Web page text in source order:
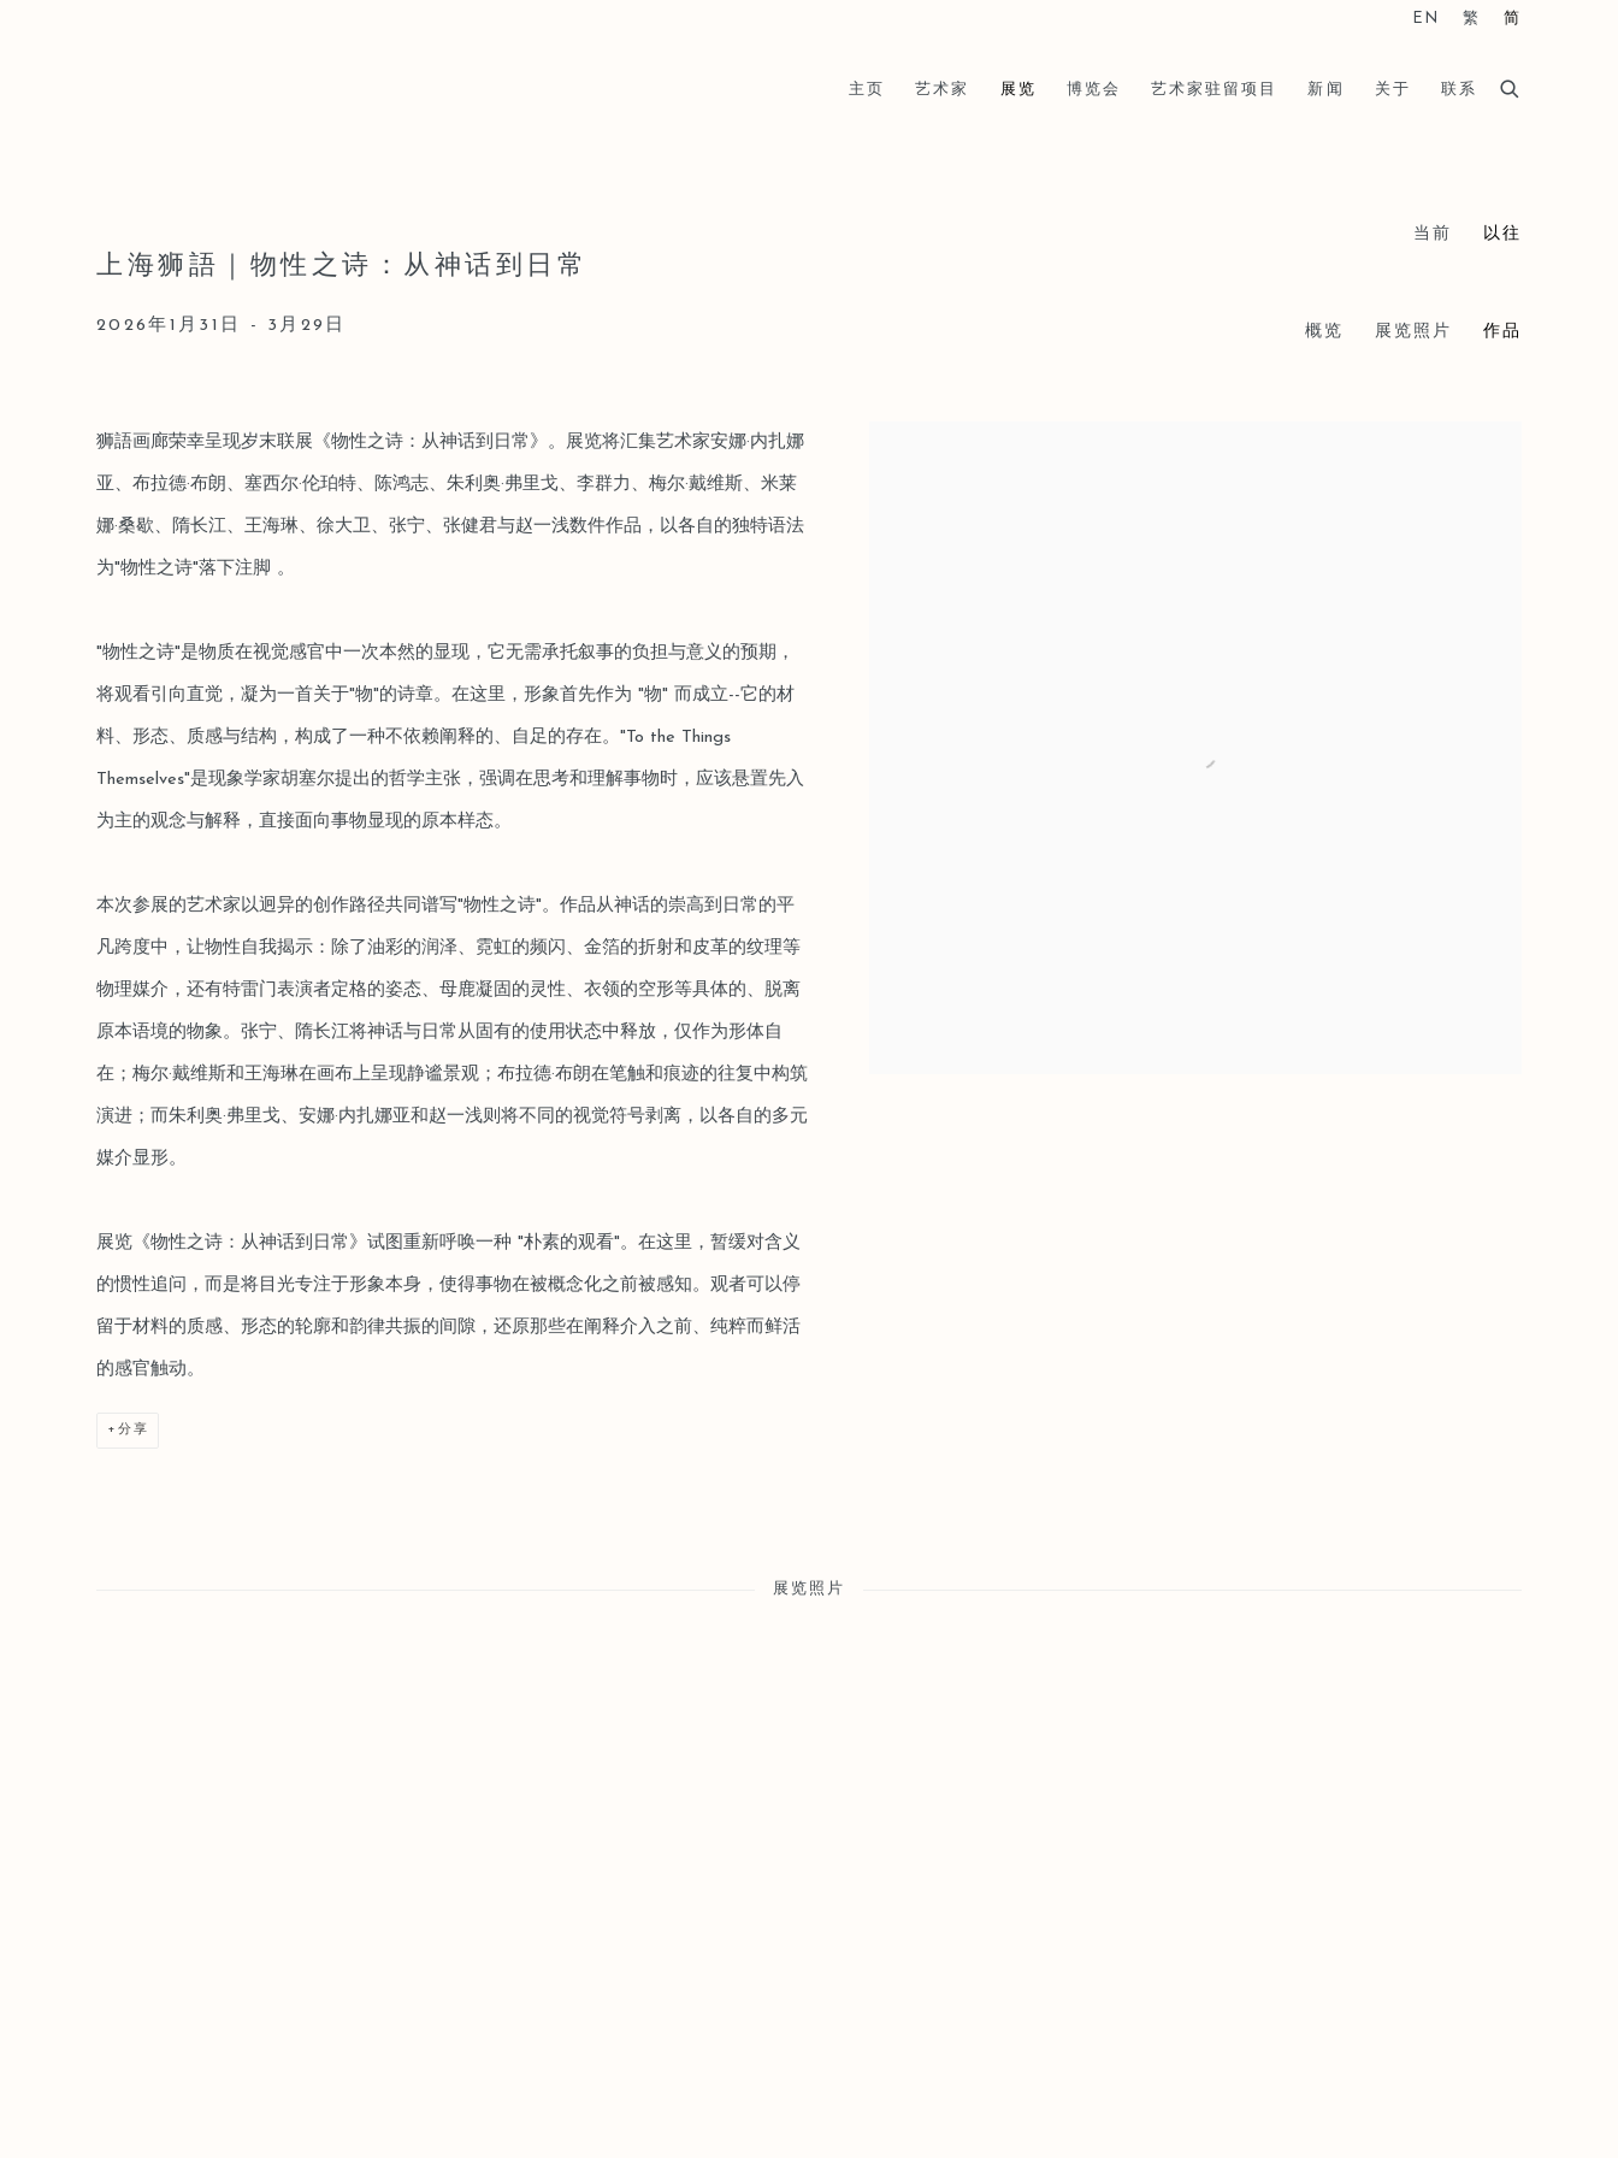
主页 艺术家 展览 博览会 艺术家驻留项目 新闻 关于 联系
EN 繁 简
当前 以往
上海狮語｜物性之诗：从神话到日常
2026年1月31日 - 3月29日 概览 展览照片 作品
狮語画廊荣幸呈现岁末联展《物性之诗：从神话到日常》。展览将汇集艺术家安娜·内扎娜
亚、布拉德·布朗、塞西尔·伦珀特、陈鸿志、朱利奥·弗里戈、李群力、梅尔·戴维斯、米莱
娜·桑歇、隋长江、王海琳、徐大卫、张宁、张健君与赵一浅数件作品，以各自的独特语法
为"物性之诗"落下注脚 。
"物性之诗"是物质在视觉感官中一次本然的显现，它无需承托叙事的负担与意义的预期，
将观看引向直觉，凝为一首关于"物"的诗章。在这里，形象首先作为 "物" 而成立--它的材
料、形态、质感与结构，构成了一种不依赖阐释的、自足的存在。"To the Things
Themselves"是现象学家胡塞尔提出的哲学主张，强调在思考和理解事物时，应该悬置先入
为主的观念与解释，直接面向事物显现的原本样态。
本次参展的艺术家以迥异的创作路径共同谱写"物性之诗"。作品从神话的崇高到日常的平
凡跨度中，让物性自我揭示：除了油彩的润泽、霓虹的频闪、金箔的折射和皮革的纹理等
物理媒介，还有特雷门表演者定格的姿态、母鹿凝固的灵性、衣领的空形等具体的、脱离
原本语境的物象。张宁、隋长江将神话与日常从固有的使用状态中释放，仅作为形体自
在；梅尔·戴维斯和王海琳在画布上呈现静谧景观；布拉德·布朗在笔触和痕迹的往复中构筑
演进；而朱利奥·弗里戈、安娜·内扎娜亚和赵一浅则将不同的视觉符号剥离，以各自的多元
媒介显形。
展览《物性之诗：从神话到日常》试图重新呼唤一种 "朴素的观看"。在这里，暂缓对含义
的惯性追问，而是将目光专注于形象本身，使得事物在被概念化之前被感知。观者可以停
留于材料的质感、形态的轮廓和韵律共振的间隙，还原那些在阐释介入之前、纯粹而鲜活
的感官触动。
分享
展览照片